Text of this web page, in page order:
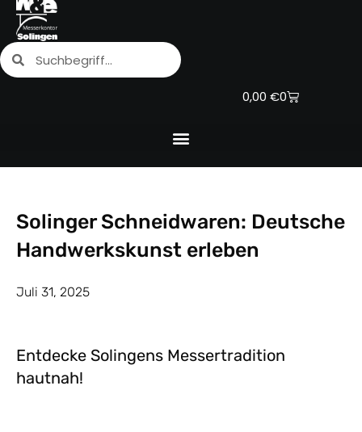
Zum
Inhalt
springen
SucheSuche
0,00 €0
Warenkorb
Solinger Schneidwaren: Deutsche
Handwerkskunst erleben
Juli 31, 2025
Entdecke Solingens Messertradition
hautnah!